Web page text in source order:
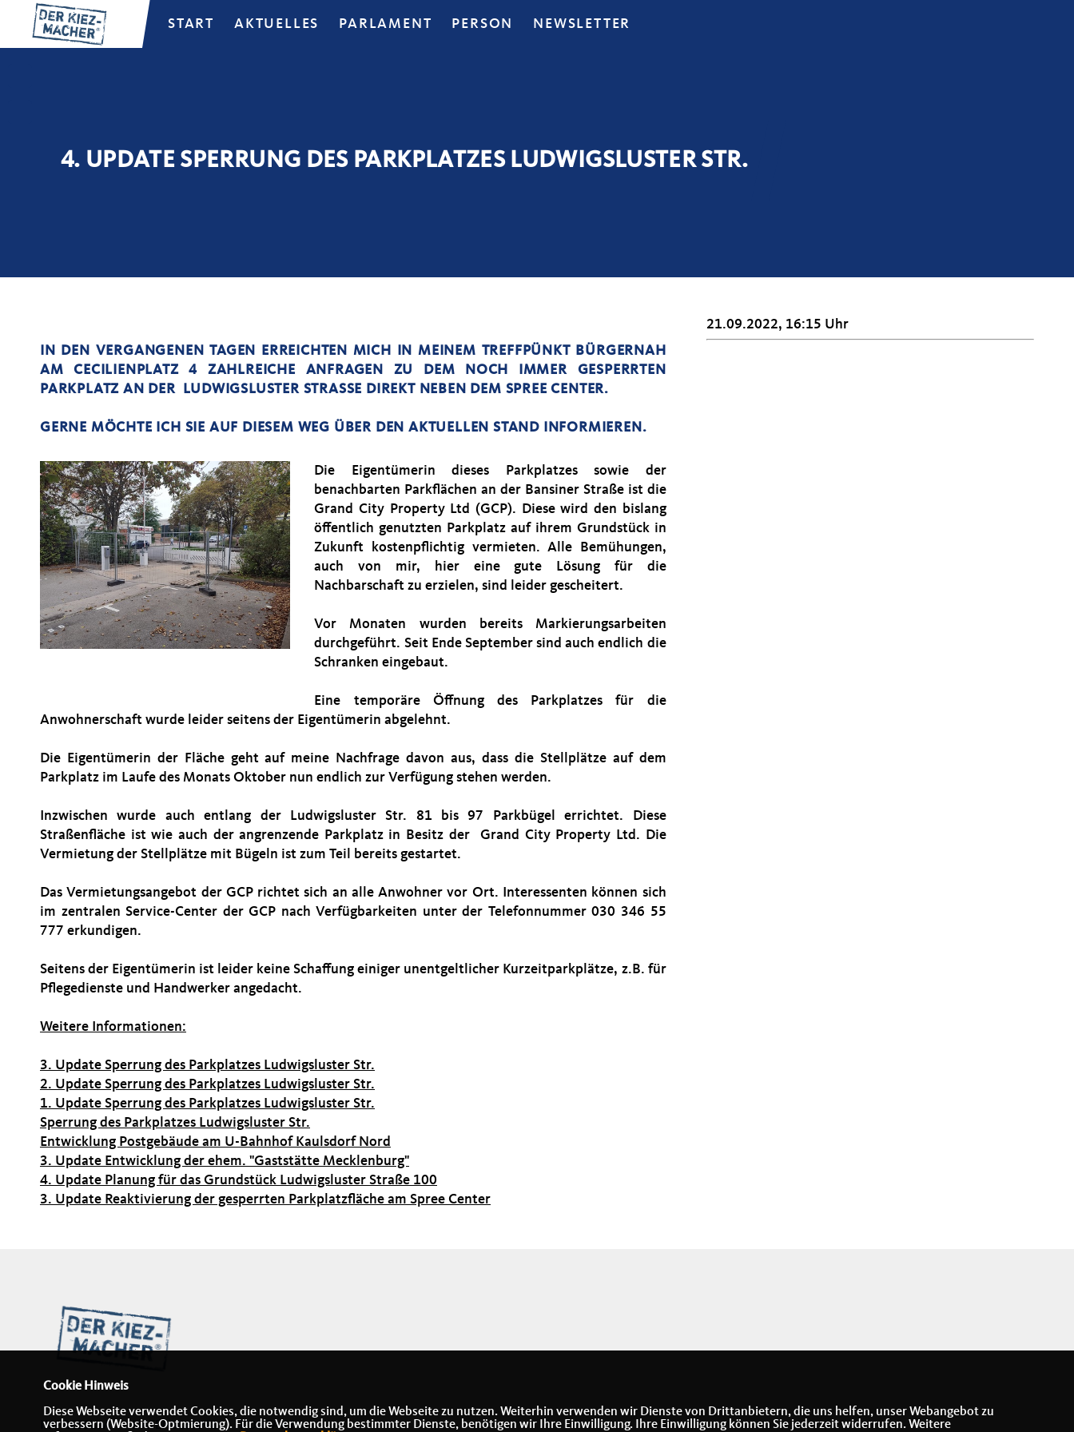
START AKTUELLES PARLAMENT PERSON NEWSLETTER
4. UPDATE SPERRUNG DES PARKPLATZES LUDWIGSLUSTER STR.
IN DEN VERGANGENEN TAGEN ERREICHTEN MICH IN MEINEM TREFFPÜNKT BÜRGERNAH
AM CECILIENPLATZ 4 ZAHLREICHE ANFRAGEN ZU DEM NOCH IMMER GESPERRTEN
PARKPLATZ AN DER LUDWIGSLUSTER STRASSE DIREKT NEBEN DEM SPREE CENTER.
GERNE MÖCHTE ICH SIE AUF DIESEM WEG ÜBER DEN AKTUELLEN STAND INFORMIEREN.
Die Eigentümerin dieses Parkplatzes sowie der
benachbarten Parkflächen an der Bansiner Straße ist die
Grand City Property Ltd (GCP). Diese wird den bislang
öffentlich genutzten Parkplatz auf ihrem Grundstück in
Zukunft kostenpflichtig vermieten. Alle Bemühungen,
auch von mir, hier eine gute Lösung für die
Nachbarschaft zu erzielen, sind leider gescheitert.
Vor Monaten wurden bereits Markierungsarbeiten
durchgeführt. Seit Ende September sind auch endlich die
Schranken eingebaut.
Eine temporäre Öffnung des Parkplatzes für die
Anwohnerschaft wurde leider seitens der Eigentümerin abgelehnt.
Die Eigentümerin der Fläche geht auf meine Nachfrage davon aus, dass die Stellplätze auf dem
Parkplatz im Laufe des Monats Oktober nun endlich zur Verfügung stehen werden.
Inzwischen wurde auch entlang der Ludwigsluster Str. 81 bis 97 Parkbügel errichtet. Diese
Straßenfläche ist wie auch der angrenzende Parkplatz in Besitz der Grand City Property Ltd. Die
Vermietung der Stellplätze mit Bügeln ist zum Teil bereits gestartet.
Das Vermietungsangebot der GCP richtet sich an alle Anwohner vor Ort. Interessenten können sich
im zentralen Service-Center der GCP nach Verfügbarkeiten unter der Telefonnummer 030 346 55
777 erkundigen.
Seitens der Eigentümerin ist leider keine Schaffung einiger unentgeltlicher Kurzeitparkplätze, z.B. für
Pflegedienste und Handwerker angedacht.
Weitere Informationen:
3. Update Sperrung des Parkplatzes Ludwigsluster Str.
2. Update Sperrung des Parkplatzes Ludwigsluster Str.
1. Update Sperrung des Parkplatzes Ludwigsluster Str.
Sperrung des Parkplatzes Ludwigsluster Str.
Entwicklung Postgebäude am U-Bahnhof Kaulsdorf Nord
3. Update Entwicklung der ehem. "Gaststätte Mecklenburg"
4. Update Planung für das Grundstück Ludwigsluster Straße 100
3. Update Reaktivierung der gesperrten Parkplatzfläche am Spree Center
21.09.2022, 16:15 Uhr
IMPRESSUM DATENSCHUTZ KONTAKT
Cookie Hinweis
Diese Webseite verwendet Cookies, die notwendig sind, um die Webseite zu nutzen. Weiterhin verwenden wir Dienste von Drittanbietern, die uns helfen, unser Webangebot zu
verbessern (Website-Optmierung). Für die Verwendung bestimmter Dienste, benötigen wir Ihre Einwilligung. Ihre Einwilligung können Sie jederzeit widerrufen. Weitere